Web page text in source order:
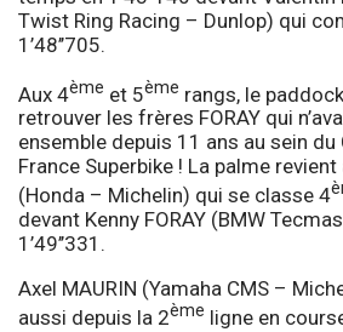
Twist Ring Racing – Dunlop) qui
1’48’’705.
Aux 4ème et 5ème rangs, le
retrouver les frères FORAY qui
ensemble depuis 11 ans au sein
France Superbike ! La palme revient
(Honda – Michelin) qui se classe 4
devant Kenny FORAY (BMW
1’49’’331.
Axel MAURIN (Yamaha CMS –
aussi depuis la 2ème ligne en